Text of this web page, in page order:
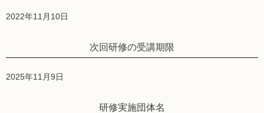
2022年11月10日
次回研修の受講期限
2025年11月9日
研修実施団体名